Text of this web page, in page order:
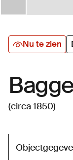
Nu te zien
(circa 1850)